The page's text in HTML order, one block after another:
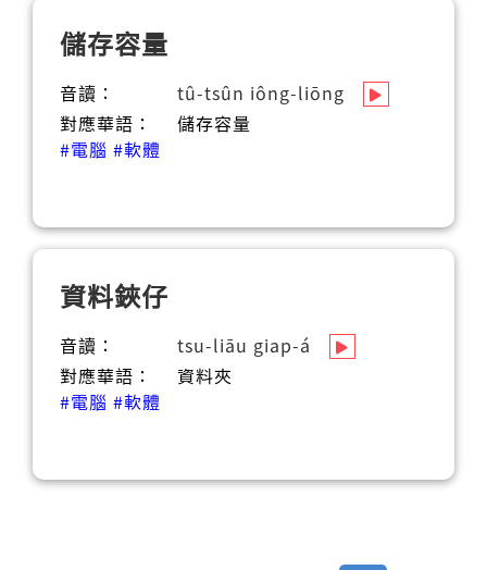
儲存容量
音讀：
tû-tsûn iông-liōng
對應華語：
儲存容量
#電腦 #軟體
資料鋏仔
音讀：
tsu-liāu giap-á
對應華語：
資料夾
#電腦 #軟體